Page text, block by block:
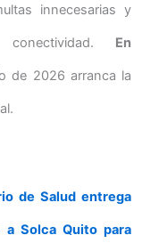
innecesarias y
En
de 2026 arranca la
de Salud entrega
a Solca Quito para